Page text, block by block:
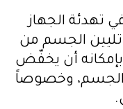
تهدئة الجهاز
تليين الجسم من
بإمكانه أن يخفّض
الجسم، وخصوصاً